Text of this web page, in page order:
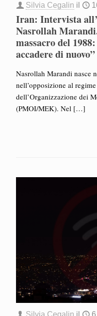
Silvia Cegalin il
Iran: Intervista
Nasrollah
massacro del
accadere di nuovo”
Nasrollah Marandi nasce
nell’opposizione al
dell’Organizzazione dei
(PMOI/MEK). Nel […]